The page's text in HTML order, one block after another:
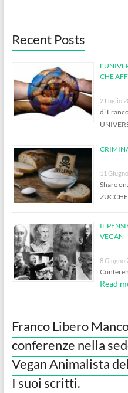
Recent Posts
CHE
2 Luglio
di
11
Share
IL
VEGAN
8 Giugno
Read
Franco Libero
conferenze nella
Vegan Animalista
I suoi scritti.